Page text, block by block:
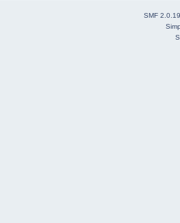
SMF 2.0.19